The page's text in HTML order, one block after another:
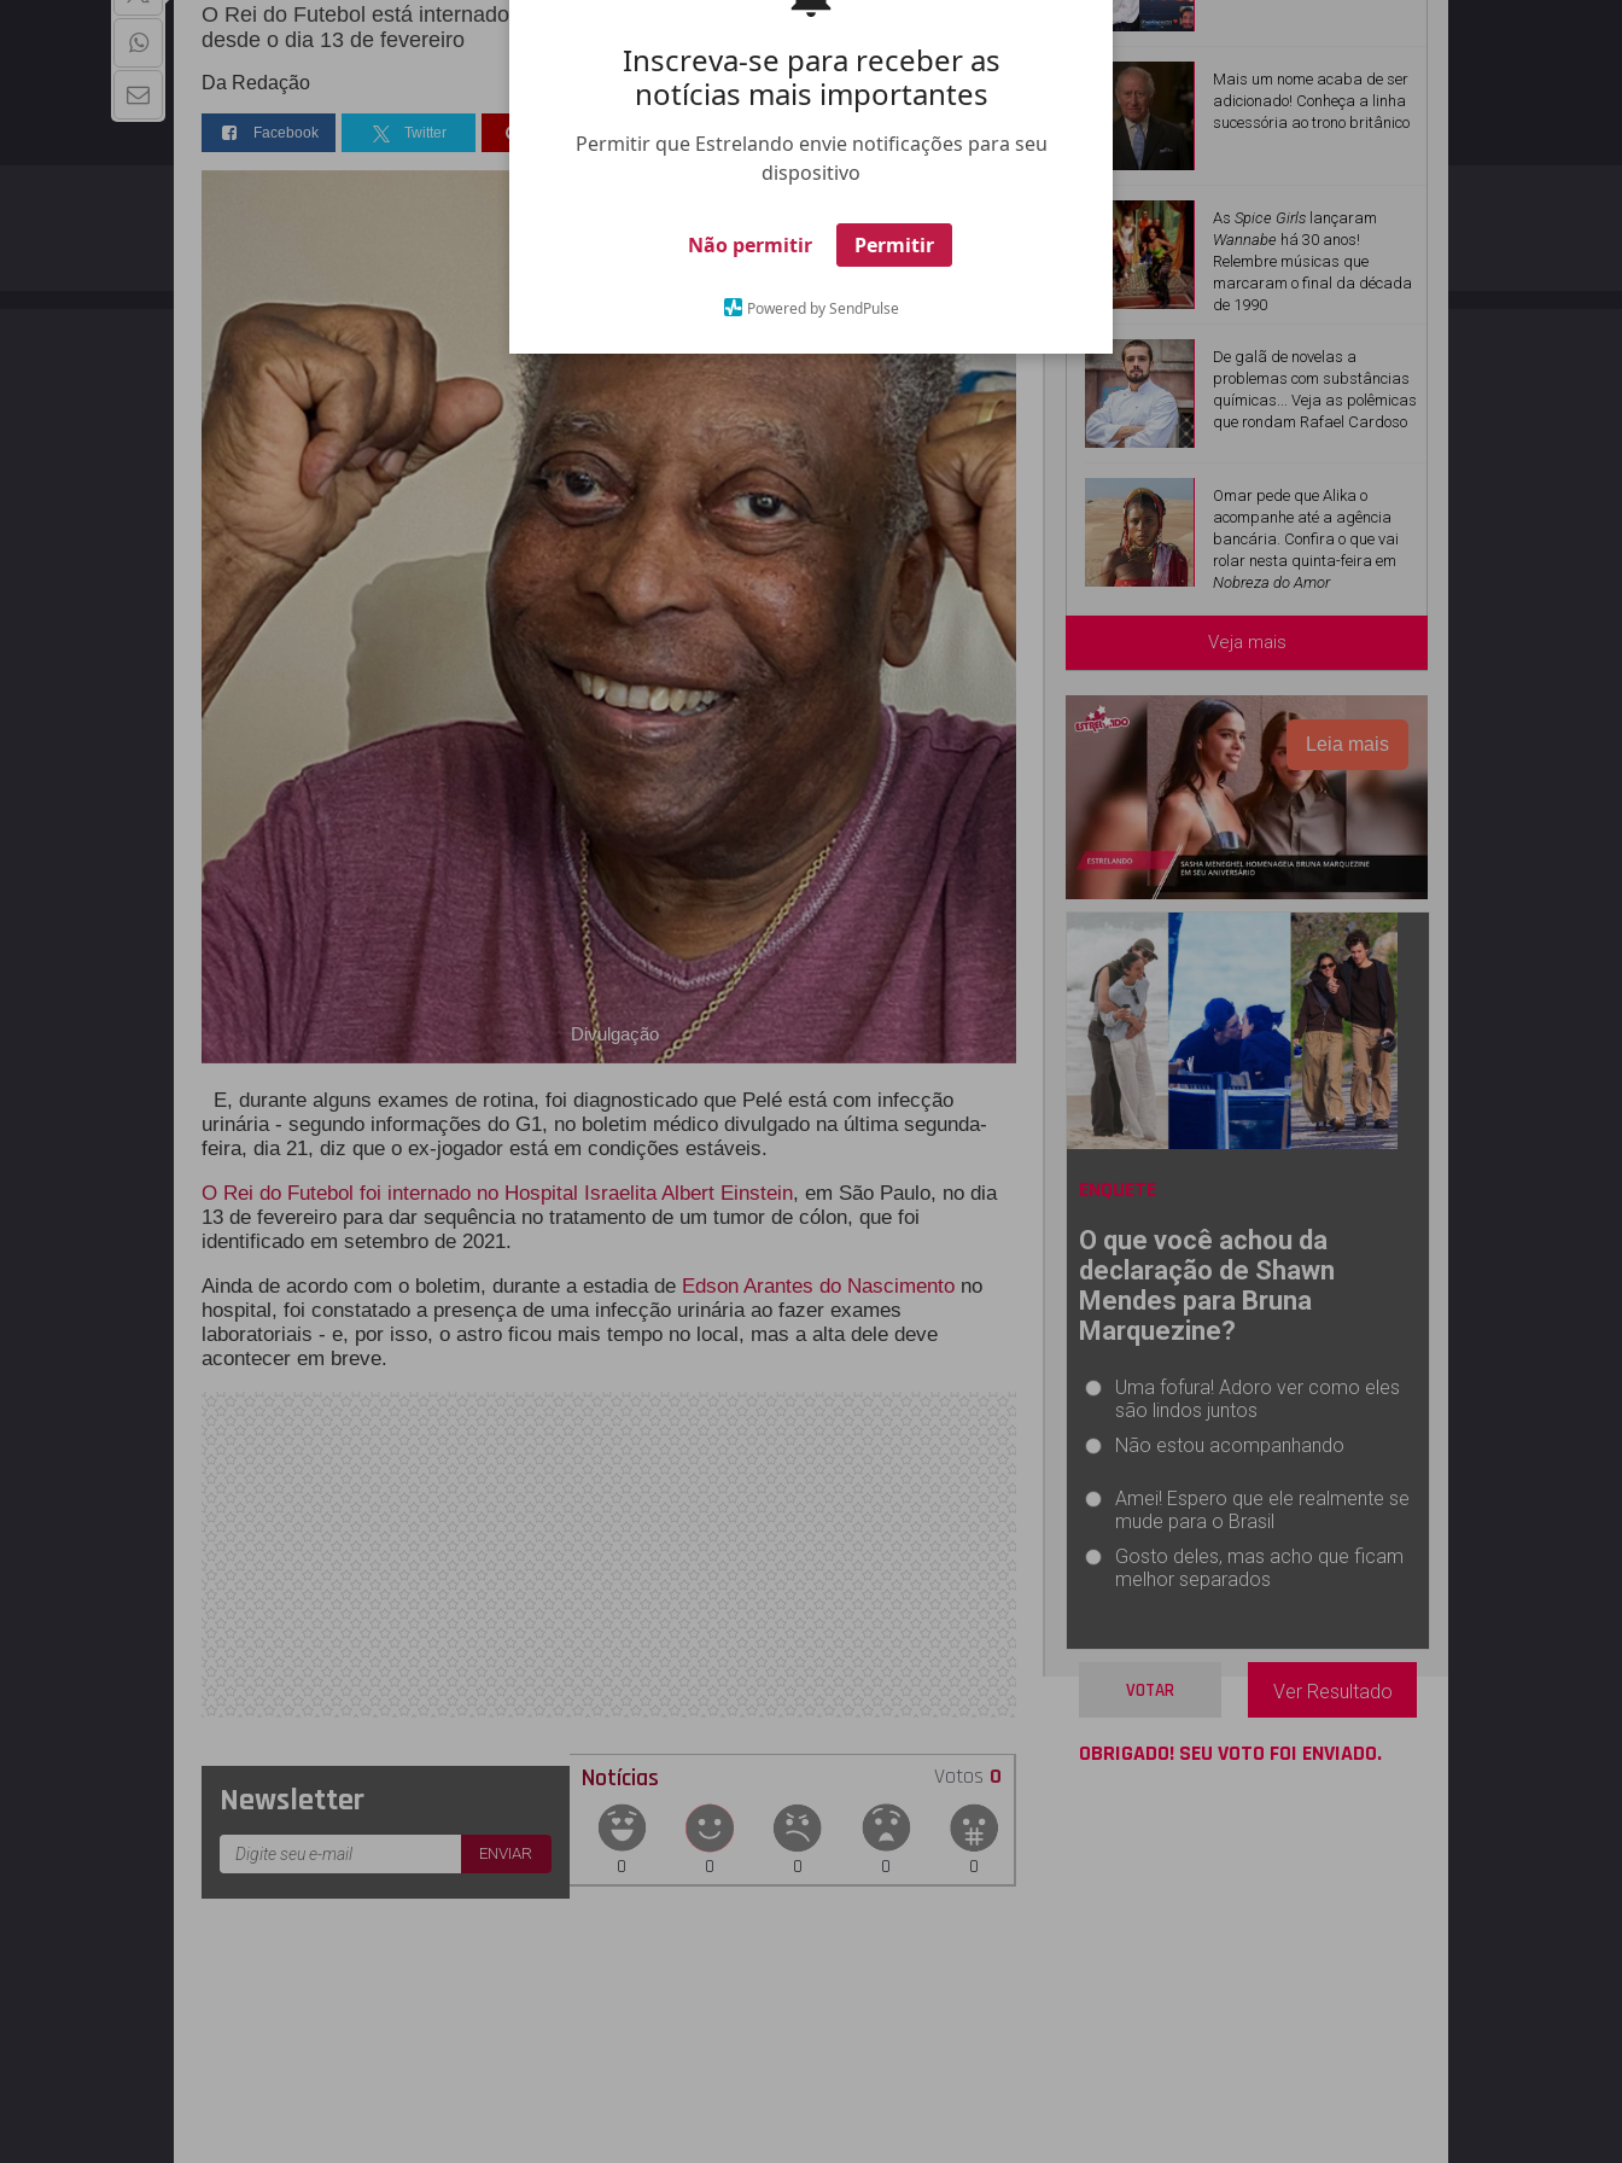
Inscreva-se para receber as
notícias mais importantes
Permitir que Estrelando envie notificações para seu
dispositivo
Não permitir Permitir
Powered by SendPulse
O Rei do Futebol está internado no Hospital Israelita Albert Einstein, em São Paulo,
desde o dia 13 de fevereiro
Da Redação
Facebook Twitter Pinterest Whatsapp
Divulgação
E, durante alguns exames de rotina, foi diagnosticado que Pelé está com infecção
urinária - segundo informações do G1, no boletim médico divulgado na última segunda-
feira, dia 21, diz que o ex-jogador está em condições estáveis.
O Rei do Futebol foi internado no Hospital Israelita Albert Einstein, em São Paulo, no dia
13 de fevereiro para dar sequência no tratamento de um tumor de cólon, que foi
identificado em setembro de 2021.
Ainda de acordo com o boletim, durante a estadia de Edson Arantes do Nascimentono
hospital, foi constatado a presença de uma infecção urinária ao fazer exames
laboratoriais - e, por isso, o astro ficou mais tempo no local, mas a alta dele deve
acontecer em breve.
Newsletter
Notícias Votos 0
0 0 0 0 0
Mais um nome acaba de ser
adicionado! Conheça a linha
sucessória ao trono britânico
As Spice Girls lançaram
Wannabe há 30 anos!
Relembre músicas que
marcaram o final da década
de 1990
De galã de novelas a
problemas com substâncias
químicas... Veja as polêmicas
que rondam Rafael Cardoso
Omar pede que Alika o
acompanhe até a agência
bancária. Confira o que vai
rolar nesta quinta-feira em
Nobreza do Amor
Veja mais
Leia mais
ENQUETE
O que você achou da
declaração de Shawn
Mendes para Bruna
Marquezine?
Uma fofura! Adoro ver como eles
são lindos juntos
Não estou acompanhando
Amei! Espero que ele realmente se
mude para o Brasil
Gosto deles, mas acho que ficam
melhor separados
VOTAR Ver Resultado
OBRIGADO! SEU VOTO FOI ENVIADO.
TRABALHE NO ESTRELANDO
Desenvolvido por